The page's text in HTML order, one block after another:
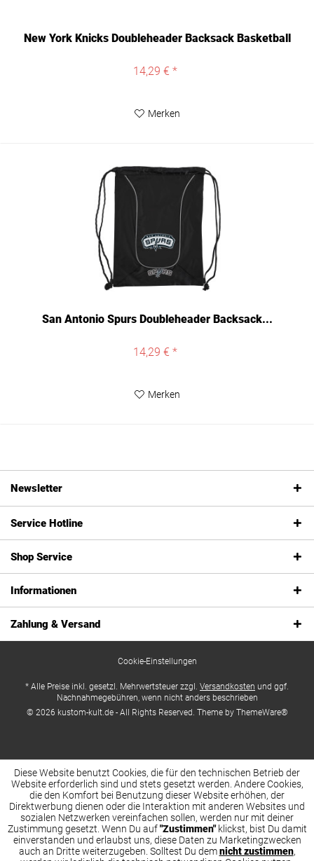
New York Knicks Doubleheader Backsack Basketball
14,29 € *
Merken
San Antonio Spurs Doubleheader Backsack...
14,29 € *
Merken
Newsletter
Service Hotline
Shop Service
Informationen
Zahlung & Versand
Cookie-Einstellungen
* Alle Preise inkl. gesetzl. Mehrwertsteuer zzgl. Versandkosten und ggf.
Nachnahmegebühren, wenn nicht anders beschrieben
© 2026 kustom-kult.de - All Rights Reserved. Theme by ThemeWare®
Diese Website benutzt Cookies, die für den technischen Betrieb der
Website erforderlich sind und stets gesetzt werden. Andere Cookies,
die den Komfort bei Benutzung dieser Website erhöhen, der
Direktwerbung dienen oder die Interaktion mit anderen Websites und
sozialen Netzwerken vereinfachen sollen, werden nur mit deiner
Zustimmung gesetzt. Wenn Du auf"Zustimmen"klickst, bist Du damit
einverstanden und erlaubst uns, diese Daten zu Marketingzwecken
auch an Dritte weiterzugeben. Solltest Du demnicht zustimmen,